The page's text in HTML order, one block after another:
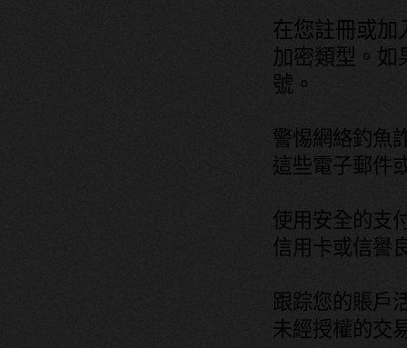
在您註冊或加
加密類型。如
號。
警惕網絡釣魚
這些電子郵件
使用安全的支
信用卡或信譽
跟踪您的賬戶
未經授權的交